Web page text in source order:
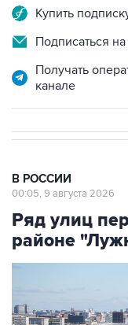
Купить
Подписаться
Получать
канале
В РОССИИ
00:05, 9 августа 2026
Ряд улиц
районе